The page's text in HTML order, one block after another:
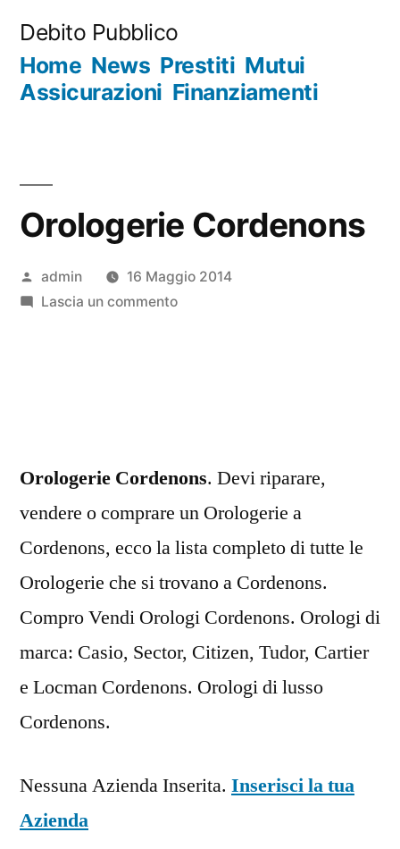
contenuto
Debito Pubblico
Home News Prestiti Mutui
Assicurazioni Finanziamenti
Orologerie Cordenons
Pubblicato
da
admin
16 Maggio 2014
Lascia un commentosu
Orologerie Cordenons. Devi riparare,
vendere o comprare un Orologerie a
Cordenons, ecco la lista completo di tutte le
Orologerie che si trovano a Cordenons.
Compro Vendi Orologi Cordenons. Orologi di
marca: Casio, Sector, Citizen, Tudor, Cartier
e Locman Cordenons. Orologi di lusso
Cordenons.
Nessuna Azienda Inserita. Inserisci la tua
Azienda